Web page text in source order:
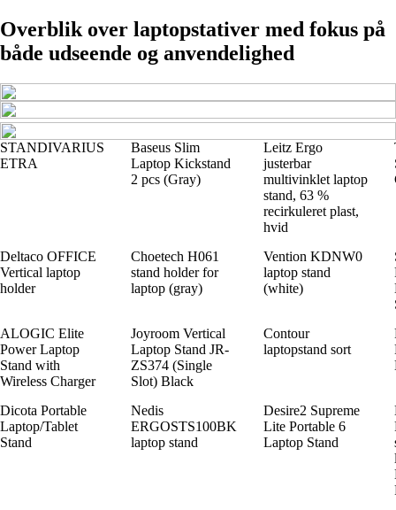
Overblik over laptopstativer med fokus på
både udseende og anvendelighed
STANDIVARIUS
ETRA
Baseus Slim
Laptop Kickstand
2 pcs (Gray)
Leitz Ergo
justerbar
multivinklet laptop
stand, 63 %
recirkuleret plast,
hvid
Deltaco OFFICE
Vertical laptop
holder
Choetech H061
stand holder for
laptop (gray)
Vention KDNW0
laptop stand
(white)
ALOGIC Elite
Power Laptop
Stand with
Wireless Charger
Joyroom Vertical
Laptop Stand JR-
ZS374 (Single
Slot) Black
Contour
laptopstand sort
Dicota Portable
Laptop/Tablet
Stand
Nedis
ERGOSTS100BK
laptop stand
Desire2 Supreme
Lite Portable 6
Laptop Stand